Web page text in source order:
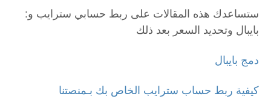
:ستساعدك هذه المقالات على ربط حسابي سترايب و
بايبال وتحديد السعر بعد ذلك
دمج بايبال
كيفية ربط حساب سترايب الخاص بك بـمنصتنا